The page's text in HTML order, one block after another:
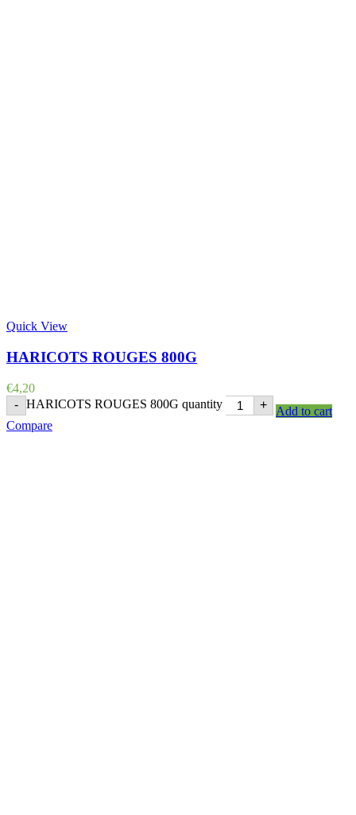
Quick View
HARICOTS ROUGES 800G
€4,20
- HARICOTS ROUGES 800G quantity +
Add to cart
Compare